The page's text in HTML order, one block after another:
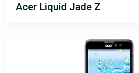
Acer Liquid Jade Z